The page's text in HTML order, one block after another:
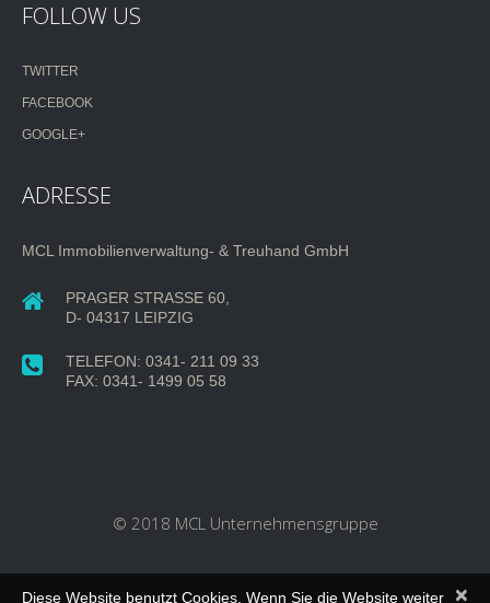
FOLLOW US
TWITTER
FACEBOOK
GOOGLE+
ADRESSE
MCL Immobilienverwaltung- & Treuhand GmbH
PRAGER STRASSE 60,
D- 04317 LEIPZIG
TELEFON: 0341- 211 09 33
FAX: 0341- 1499 05 58
© 2018 MCL Unternehmensgruppe
×
Diese Website benutzt Cookies. Wenn Sie die Website weiter